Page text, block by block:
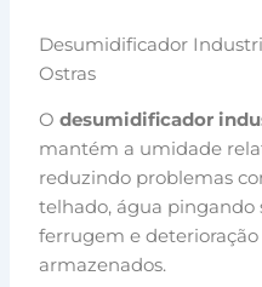
Desumidificador
Ostras
Odesumidificador
mantém a umidade
reduzindo problemas
telhado, água pingando
ferrugem e
armazenados.